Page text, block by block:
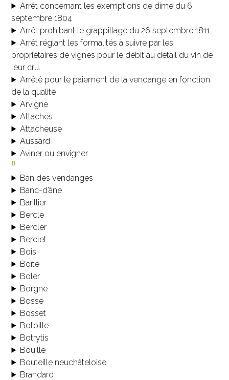
Arrêt concernant les exemptions de dîme du 6
septembre 1804
Arrêt prohibant le grappillage du 26 septembre 1811
Arrêt réglant les formalités à suivre par les
propriétaires de vignes pour le débit au détail du vin de
leur cru.
Arrêté pour le paiement de la vendange en fonction
de la qualité
Arvigne
Attaches
Attacheuse
Aussard
Aviner ou envigner
b
Ban des vendanges
Banc-d’âne
Barillier
Bercle
Bercler
Berclet
Bois
Boîte
Boler
Borgne
Bosse
Bosset
Botoille
Botrytis
Bouille
Bouteille neuchâteloise
Brandard